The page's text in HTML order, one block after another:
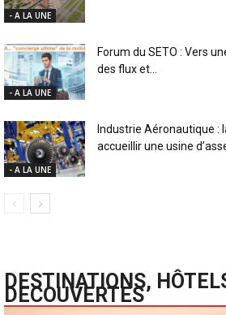
- A LA UNE
- A LA UNE
Forum du SETO : Vers
des flux et...
- A LA UNE
Industrie Aéronautique :
accueillir une usine
DESTINATIONS,
DECOUVERTES